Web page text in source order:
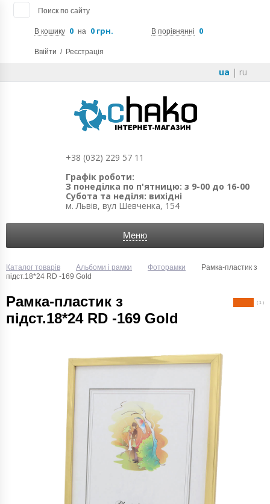
Поиск по сайту
В кошику 0 на 0 грн. В порівнянні 0
Ввійти / Реєстрація
ua | ru
+38 (032) 229 57 11
Графік роботи:
З понеділка по п'ятницю: з 9-00 до 16-00
Субота та неділя: вихідні
м. Львів, вул Шевченка, 154
Меню
Каталог товарів Альбоми і рамки Фоторамки
Рамка-пластик з
підст.18*24 RD -169 Gold
Рамка-пластик з
підст.18*24 RD -169 Gold
( 1 )